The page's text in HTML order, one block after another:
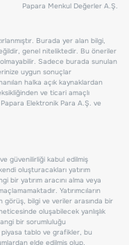
Papara Menkul Değerler A.Ş.
Burada yer alan bilgi,
genel niteliktedir. Bu öneriler
Sadece burada sunulan
uygun sonuçlar
halka açık kaynaklardan
ve ticari amaçlı
Elektronik Para A.Ş. ve
güvenilirliği kabul edilmiş
oluşturacakları yatırım
bir yatırım aracını alma veya
Yatırımcıların
görüş, bilgi ve veriler arasında bir
oluşabilecek yanlışlık
bir sorumluluğu
tablo ve grafikler, bu
elde edilmiş olup,